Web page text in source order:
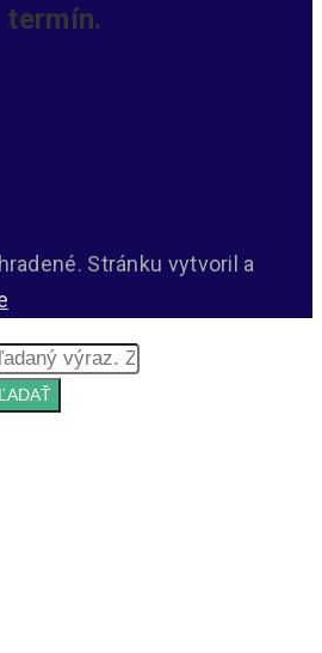
termín.
Stránku vytvoril a